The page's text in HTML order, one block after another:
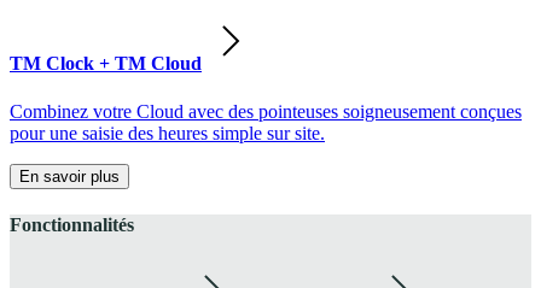
TM Clock + TM Cloud
Combinez votre Cloud avec des pointeuses soigneusement conçues
pour une saisie des heures simple sur site.
En savoir plus
Fonctionnalités